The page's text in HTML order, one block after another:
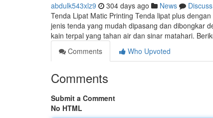
abdulk543xlz9 304 days ago News
Discuss
Tenda Lipat Matic Printing Tenda lipat plus
jenis tenda yang mudah dipasang dan dibongkar
kain terpal yang tahan air dan sinar matahari.
Comments
Who Upvoted
Comments
Submit a Comment
No HTML